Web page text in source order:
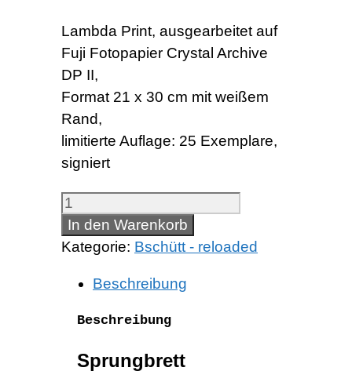
Lambda Print, ausgearbeitet auf
Fuji Fotopapier Crystal Archive
DP II,
Format 21 x 30 cm mit weißem
Rand,
limitierte Auflage: 25 Exemplare,
signiert
Sprungbrett
Menge
In den Warenkorb
Kategorie: Bschütt - reloaded
Beschreibung
Beschreibung
Sprungbrett